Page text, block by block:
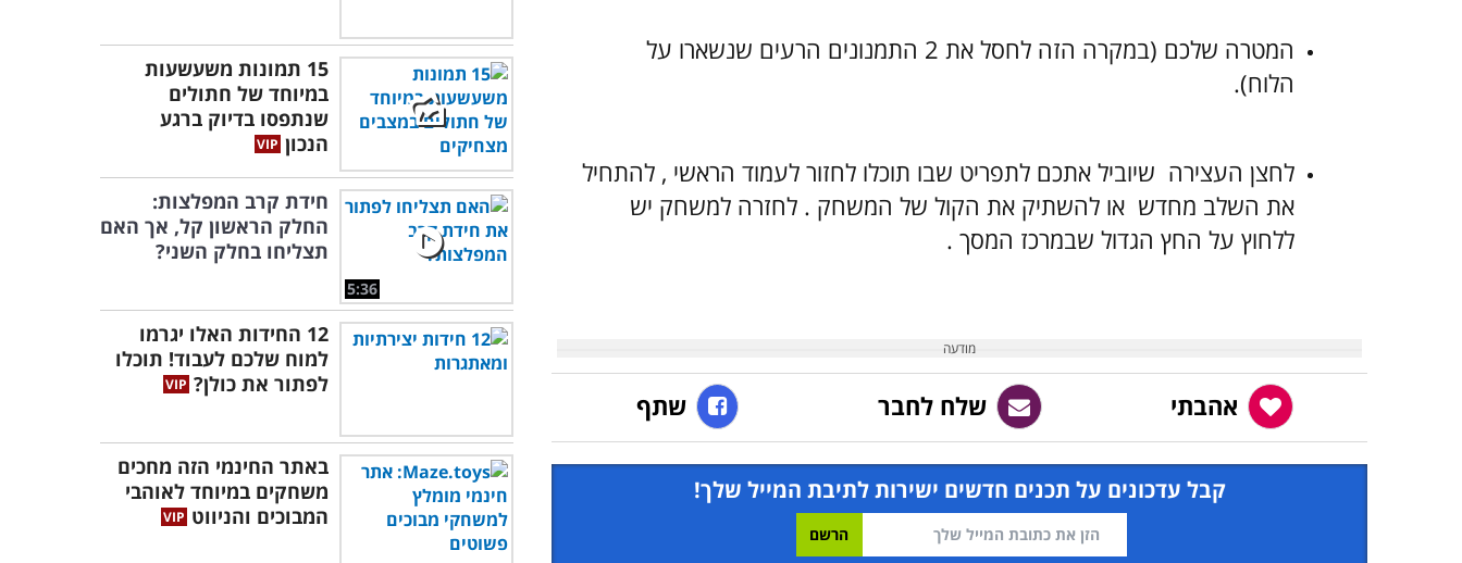
המטרה שלכם (במקרה הזה לחסל את 2 התמנונים הרעים שנשארו על
הלוח).
לחצן העצירה שיוביל אתכם לתפריט שבו תוכלו לחזור לעמוד הראשי , להתחיל
את השלב מחדש או להשתיק את הקול של המשחק . לחזרה למשחק יש
ללחוץ על החץ הגדול שבמרכז המסך .
אהבתי שלח לחבר שתף
קבל עדכונים על תכנים חדשים ישירות לתיבת המייל שלך!
15 תמונות משעשעות
במיוחד של חתולים
שנתפסו בדיוק ברגע
הנכון
5:36
חידת קרב המפלצות:
החלק הראשון קל, אך האם
תצליחו בחלק השני?
12 החידות האלו יגרמו
למוח שלכם לעבוד! תוכלו
לפתור את כולן?
באתר החינמי הזה מחכים
משחקים במיוחד לאוהבי
המבוכים והניווט